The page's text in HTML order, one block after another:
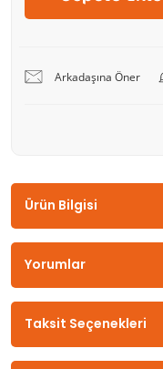
Arkadaşına Öner
Ürün Bilgisi
Yorumlar
Taksit Seçenekleri